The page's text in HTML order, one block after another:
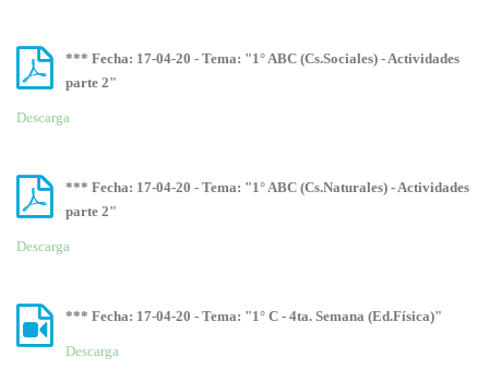
*** Fecha: 17-04-20 - Tema: "1° ABC (Cs.Sociales) - Actividades
parte 2"
Descarga
*** Fecha: 17-04-20 - Tema: "1° ABC (Cs.Naturales) - Actividades
parte 2"
Descarga
*** Fecha: 17-04-20 - Tema: "1° C - 4ta. Semana (Ed.Física)"
Descarga